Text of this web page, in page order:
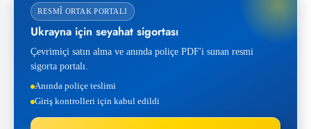
RESMÎ ORTAK PORTALI
Ukrayna için seyahat sigortası
Çevrimiçi satın alma ve anında poliçe PDF'i sunan resmi
sigorta portalı.
Anında poliçe teslimi
Giriş kontrolleri için kabul edildi